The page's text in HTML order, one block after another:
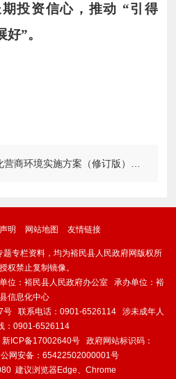
投资信心，推动 “引得
”。
环境实施方案（修订版）》的通知
明 网站地图 友情链接
专栏资料，均为裕民县人民政府网版权所
权禁止复制镜像。
位：裕民县人民政府办公室 承办单位：裕
信息化中心
号 联系电话：0901-6526114 涉未成年人
：0901-6526114
新ICP备17002640号 政府网站标识码：
网安备： 65422502000001号
建议浏览器Edge、Chrome